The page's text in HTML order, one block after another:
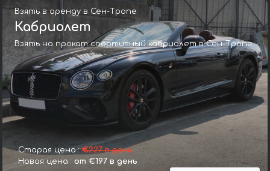
Взять в аренду в Сен-Тропе
Кабриолет
Взять на прокат спортивный кабриолет в Сен-Тропе
Старая цена :€227 в день
Новая цена : от €197 в день